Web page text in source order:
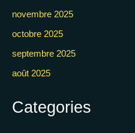
novembre 2025
octobre 2025
septembre 2025
août 2025
Categories